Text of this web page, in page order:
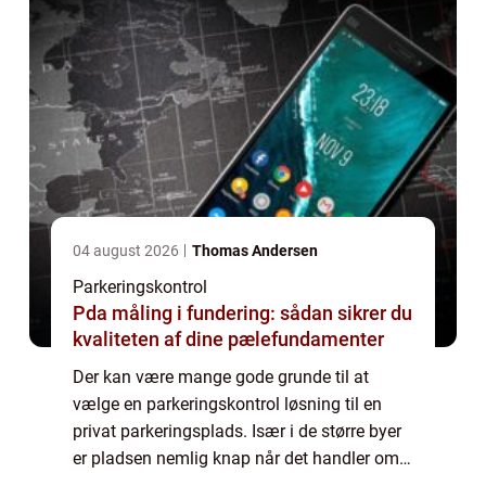
04 august 2026 Thomas Andersen
Parkeringskontrol
Pda måling i fundering: sådan sikrer du
kvaliteten af dine pælefundamenter
Der kan være mange gode grunde til at
vælge en parkeringskontrol løsning til en
privat parkeringsplads. Især i de større byer
er pladsen nemlig knap når det handler om